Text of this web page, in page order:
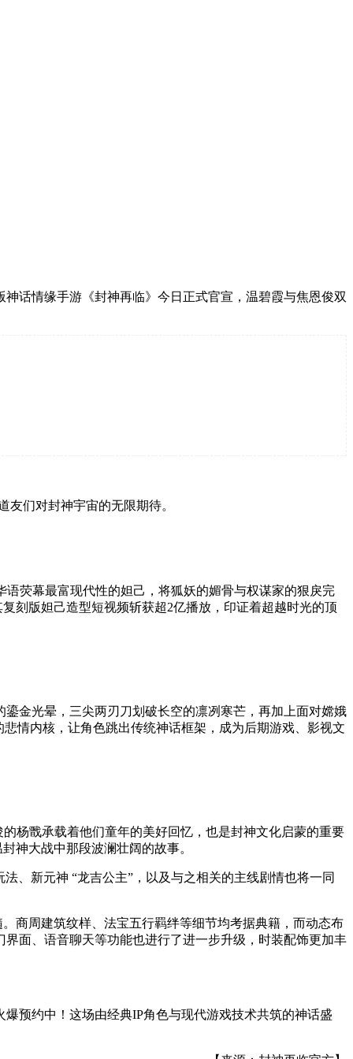
话情缘手游《封神再临》今日正式官宣，温碧霞与焦恩俊双
友们对封神宇宙的无限期待。
荧幕最富现代性的妲己，将狐妖的媚骨与权谋家的狠戾完
刻版妲己造型短视频斩获超2亿播放，印证着超越时光的顶
金光晕，三尖两刃刀划破长空的凛冽寒芒，再加上面对嫦娥
情内核，让角色跳出传统神话框架，成为后期游戏、影视文
杨戬承载着他们童年的美好回忆，也是封神文化启蒙的重要
神大战中那段波澜壮阔的故事。
、新元神 “龙吉公主”，以及与之相关的主线剧情也将一同
商周建筑纹样、法宝五行羁绊等细节均考据典籍，而动态布
面、语音聊天等功能也进行了进一步升级，时装配饰更加丰
预约中！这场由经典IP角色与现代游戏技术共筑的神话盛